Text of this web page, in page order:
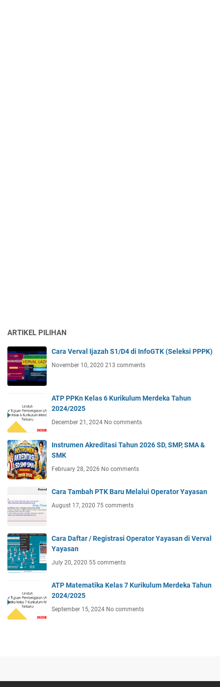
ARTIKEL PILIHAN
Cara Verval Ijazah S1/D4 di InfoGTK (Seleksi PPPK)
November 10, 2020 213 comments
ATP PPKn Kelas 6 Kurikulum Merdeka Tahun
2024/2025
December 21, 2024 No comments
Instrumen Akreditasi Tahun 2026 SD, SMP, SMA &
SMK
February 28, 2026 No comments
Cara Tambah PTK Baru Melalui Operator Yayasan
August 17, 2020 75 comments
Cara Daftar / Registrasi Operator Yayasan di Verval
Yayasan
July 20, 2020 55 comments
ATP Matematika Kelas 7 Kurikulum Merdeka Tahun
2024/2025
September 15, 2024 No comments